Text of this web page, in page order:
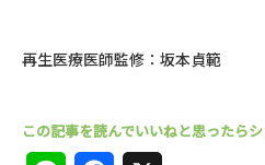
再生医療医師監修：坂本貞範